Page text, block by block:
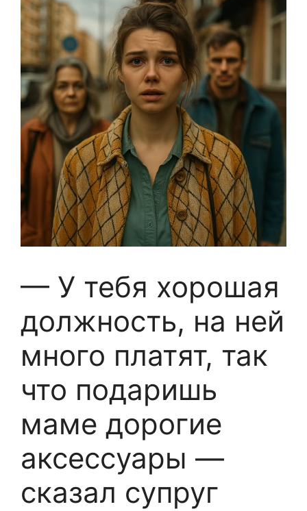
— У тебя хорошая
должность, на ней
много платят, так
что подаришь
маме дорогие
аксессуары —
сказал супруг